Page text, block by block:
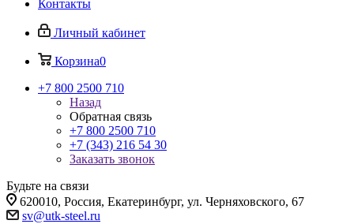
Контакты
Личный кабинет
Корзина0
+7 800 2500 710
Назад
Обратная связь
+7 800 2500 710
+7 (343) 216 54 30
Заказать звонок
Будьте на связи
620010, Россия, Екатеринбург, ул. Черняховского, 67
sv@utk-steel.ru